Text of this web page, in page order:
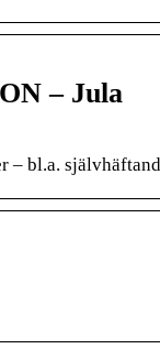
– Jula
bl.a.